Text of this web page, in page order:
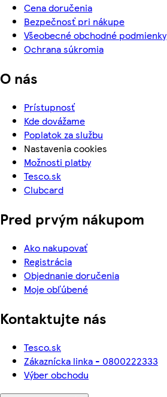
Cena doručenia
Bezpečnosť pri nákupe
Všeobecné obchodné podmienky
Ochrana súkromia
O nás
Prístupnosť
Kde dovážame
Poplatok za službu
Nastavenia cookies
Možnosti platby
Tesco.sk
Clubcard
Pred prvým nákupom
Ako nakupovať
Registrácia
Objednanie doručenia
Moje obľúbené
Kontaktujte nás
Tesco.sk
Zákaznícka linka - 0800222333
Výber obchodu